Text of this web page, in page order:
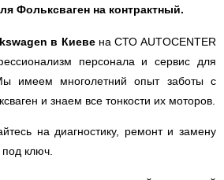
Фольксваген на контрактный.
n в Киевена СТО AUTOCENTER
персонала и сервис для
имеем многолетний опыт заботы с
и знаем все тонкости их моторов.
на диагностику, ремонт и замену
под ключ.